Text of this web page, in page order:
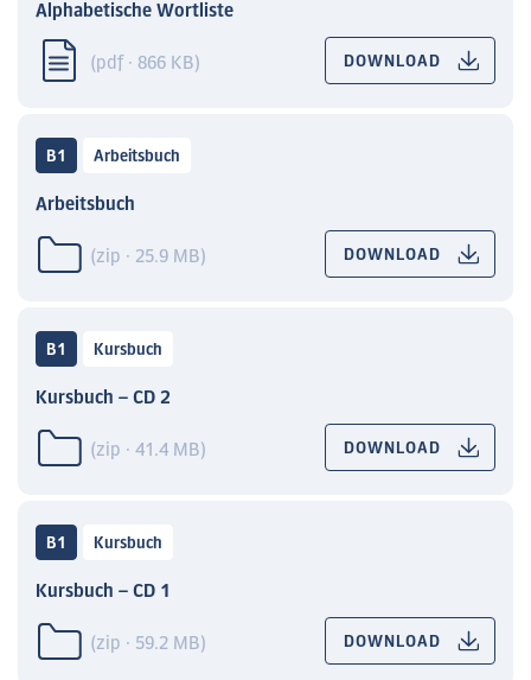
Alphabetische Wortliste
(pdf · 866 KB) DOWNLOAD
B1 Arbeitsbuch
Arbeitsbuch
(zip · 25.9 MB) DOWNLOAD
B1 Kursbuch
Kursbuch – CD 2
(zip · 41.4 MB) DOWNLOAD
B1 Kursbuch
Kursbuch – CD 1
(zip · 59.2 MB) DOWNLOAD